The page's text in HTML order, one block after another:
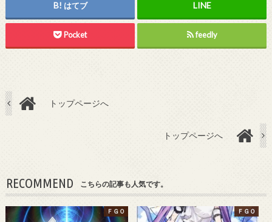
はてブ
Pocket feedly
トップページへ
トップページへ
RECOMMEND こちらの記事も人気です。
ＦＧＯ ＦＧＯ